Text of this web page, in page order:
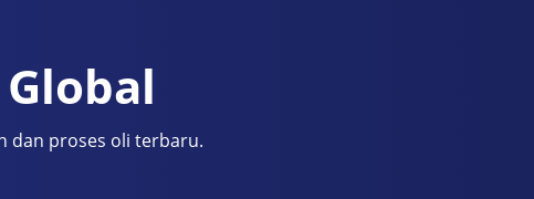
dan proses oli terbaru.